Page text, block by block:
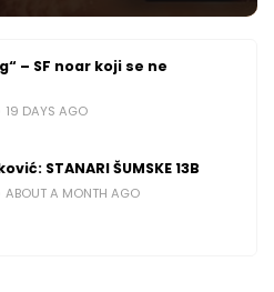
– SF noar koji se ne
19 DAYS AGO
STANARI ŠUMSKE 13B
ABOUT A MONTH AGO